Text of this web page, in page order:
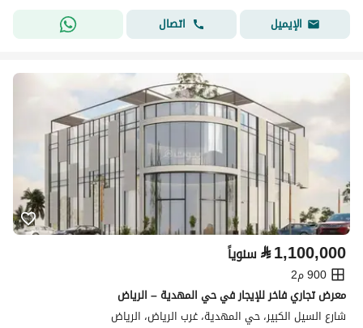
الإيميل
اتصال
⃁1,100,000 سنوياً
900 م2
معرض تجاري فاخر للإيجار في حي المهدية – الرياض
شارع السيل الكبير، حي المهدية، غرب الرياض، الرياض